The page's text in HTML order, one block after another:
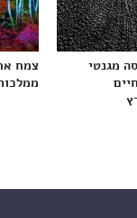
מגנטי
צמח